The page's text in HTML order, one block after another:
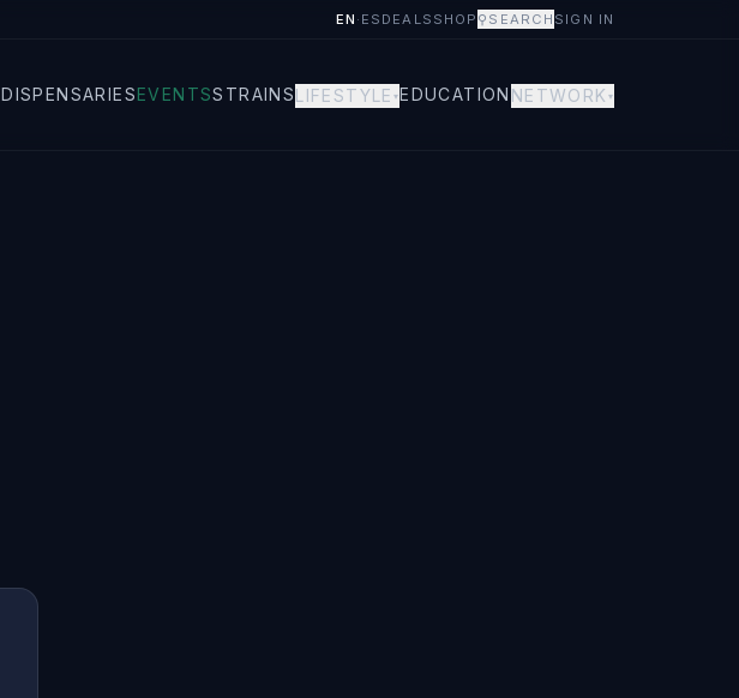
EN · ES DEALS SHOP ⚲ SEARCH SIGN IN
DISPENSARIESEVENTSSTRAINSLIFESTYLE ▾EDUCATION NETWORK ▾